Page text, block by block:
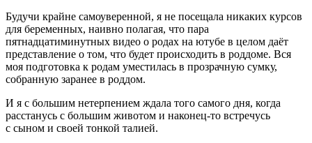
Будучи крайне самоуверенной, я не посещала никаких курсов
для беременных, наивно полагая, что пара
пятнадцатиминутных видео о родах на ютубе в целом даёт
представление о том, что будет происходить в роддоме. Вся
моя подготовка к родам уместилась в прозрачную сумку,
собранную заранее в роддом.
И я с большим нетерпением ждала того самого дня, когда
расстанусь с большим животом и наконец-то встречусь
с сыном и своей тонкой талией.